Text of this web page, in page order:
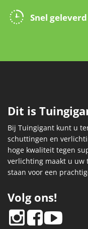
Snel geleverd
Dit is
Bij Tuingigant kunt u
schuttingen en
hoge kwaliteit tegen
verlichting maakt u uw
staan voor een
Volg ons!